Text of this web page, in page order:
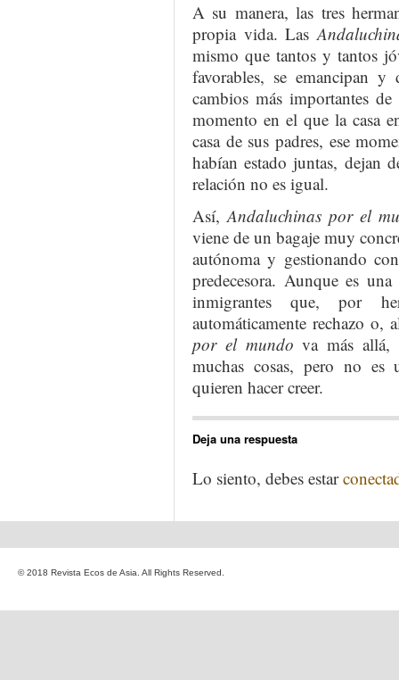
A su manera, las tres
propia vida. Las
mismo que tantos y tantos
favorables, se emancipan
cambios más importantes
momento en el que la casa
casa de sus padres, ese
habían estado juntas, dejan
relación no es igual.
Así,Andaluchinas por el
viene de un bagaje muy
autónoma y gestionando
predecesora. Aunque es
inmigrantes que, por
automáticamente rechazo o,
por el mundo va más allá,
muchas cosas, pero no es
quieren hacer creer.
Deja una respuesta
Lo siento, debes estar
© 2018 Revista Ecos de Asia. All Rights Reserved.